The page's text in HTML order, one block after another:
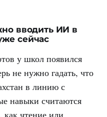
вводить ИИ в
сейчас
у школ появился
не нужно гадать, что
в линию с
навыки считаются